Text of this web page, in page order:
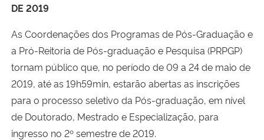
DE 2019
As Coordenações dos Programas de Pós-Graduação e
a Pró-Reitoria de Pós-graduação e Pesquisa (PRPGP)
tornam público que, no período de 09 a 24 de maio de
2019, até as 19h59min, estarão abertas as inscrições
para o processo seletivo da Pós-graduação, em nível
de Doutorado, Mestrado e Especialização, para
ingresso no 2º semestre de 2019.